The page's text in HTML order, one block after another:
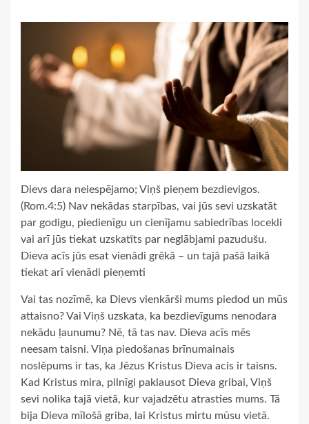
Dievs dara neiespējamo; Viņš pieņem bezdievigos.
(Rom.4:5) Nav nekādas starpības, vai jūs sevi uzskatāt
par godigu, piedienīgu un cienījamu sabiedrības locekli
vai arī jūs tiekat uzskatīts par neglābjami pazudušu.
Dieva acīs jūs esat vienādi grēkā – un tajā pašā laikā
tiekat arī vienādi pieņemti
Vai tas nozīmē, ka Dievs vienkārši mums piedod un mūs
attaisno? Vai Viņš uzskata, ka bezdievīgums nenodara
nekādu ļaunumu? Nē, tā tas nav. Dieva acīs mēs
neesam taisni. Viņa piedošanas brīnumainais
noslēpums ir tas, ka Jēzus Kristus Dieva acis ir taisns.
Kad Kristus mira, pilnīgi paklausot Dieva gribai, Viņš
sevi nolika tajā vietā, kur vajadzētu atrasties mums. Tā
bija Dieva mīlošā griba, lai Kristus mirtu mūsu vietā.